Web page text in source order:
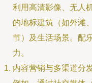
利用高清影像、无人
的地标建筑（如外滩
节）及生活场景。配
力。
内容营销与多渠道分